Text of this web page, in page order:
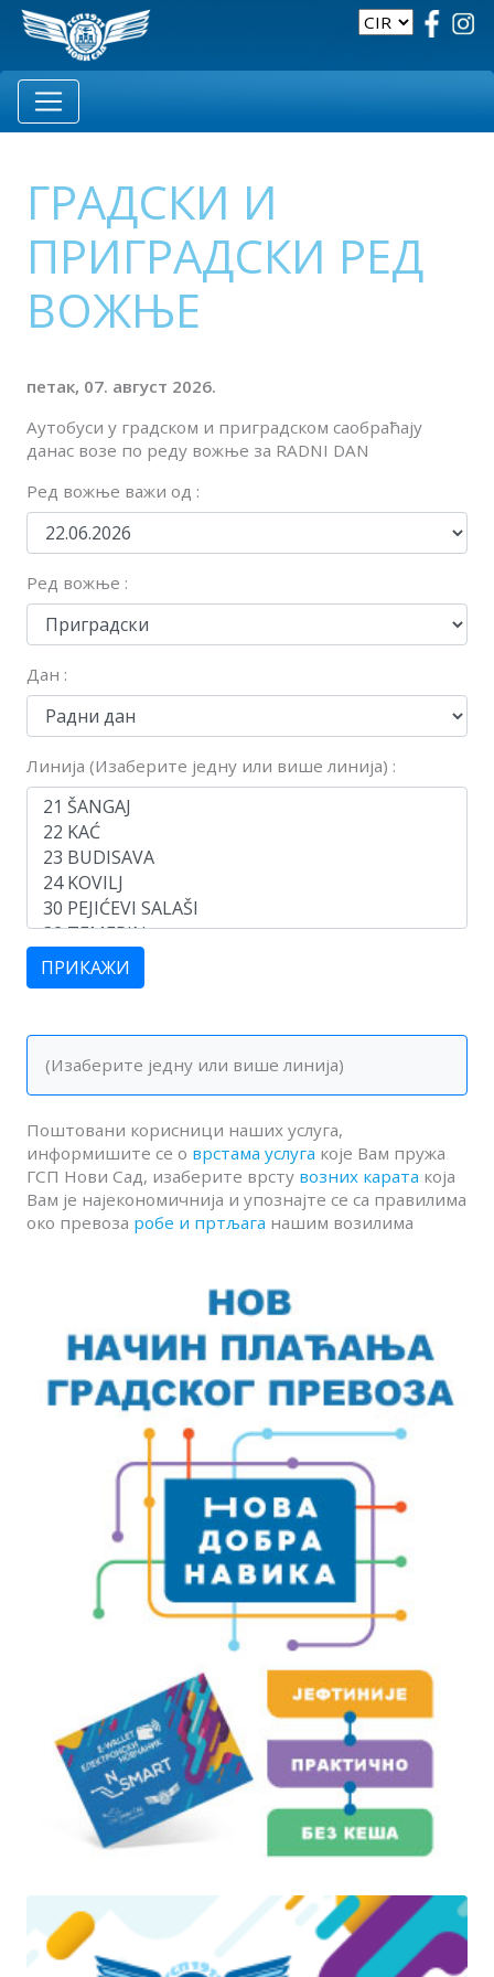
ГРАДСКИ И
ПРИГРАДСКИ РЕД
ВОЖЊЕ
петак, 07. август 2026.
Аутобуси у градском и приградском саобраћају
данас возе по реду вожње за RADNI DAN
Ред вожње важи од :
Ред вожње :
Дан :
Линија (Изаберите једну или више линија) :
ПРИКАЖИ
(Изаберите једну или више линија)
Поштовани корисници наших услуга,
информишите се о врстама услуга које Вам пружа
ГСП Нови Сад, изаберите врсту возних карата која
Вам је најекономичнија и упознајте се са правилима
око превоза робе и пртљага нашим возилима